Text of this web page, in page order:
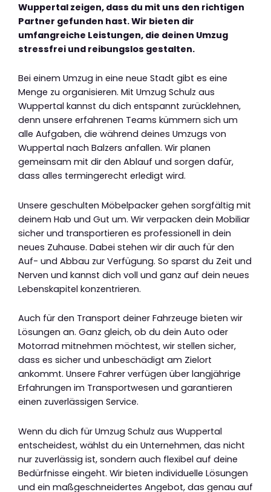
Wuppertal zeigen, dass du mit uns den richtigen
Partner gefunden hast. Wir bieten dir
umfangreiche Leistungen, die deinen Umzug
stressfrei und reibungslos gestalten.
Bei einem Umzug in eine neue Stadt gibt es eine
Menge zu organisieren. Mit Umzug Schulz aus
Wuppertal kannst du dich entspannt zurücklehnen,
denn unsere erfahrenen Teams kümmern sich um
alle Aufgaben, die während deines Umzugs von
Wuppertal nach Balzers anfallen. Wir planen
gemeinsam mit dir den Ablauf und sorgen dafür,
dass alles termingerecht erledigt wird.
Unsere geschulten Möbelpacker gehen sorgfältig mit
deinem Hab und Gut um. Wir verpacken dein Mobiliar
sicher und transportieren es professionell in dein
neues Zuhause. Dabei stehen wir dir auch für den
Auf- und Abbau zur Verfügung. So sparst du Zeit und
Nerven und kannst dich voll und ganz auf dein neues
Lebenskapitel konzentrieren.
Auch für den Transport deiner Fahrzeuge bieten wir
Lösungen an. Ganz gleich, ob du dein Auto oder
Motorrad mitnehmen möchtest, wir stellen sicher,
dass es sicher und unbeschädigt am Zielort
ankommt. Unsere Fahrer verfügen über langjährige
Erfahrungen im Transportwesen und garantieren
einen zuverlässigen Service.
Wenn du dich für Umzug Schulz aus Wuppertal
entscheidest, wählst du ein Unternehmen, das nicht
nur zuverlässig ist, sondern auch flexibel auf deine
Bedürfnisse eingeht. Wir bieten individuelle Lösungen
und ein maßgeschneidertes Angebot, das genau auf